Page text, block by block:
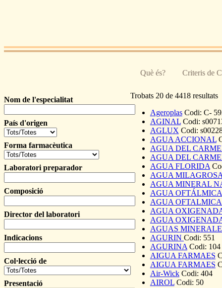
Què és? Criteris de
Nom de l'especialitat
País d'origen
Forma farmacèutica
Laboratori preparador
Composició
Director del laboratori
Indicacions
Col·lecció de
Presentació
Trobats 20 de 4418 resultats
Ageroplas Codi: C-
AGINAL Codi:
AGLUX Codi:
AGUA ACCIONAL
AGUA DEL
AGUA DEL
AGUA FLORIDA
AGUA
AGUA MINERAL
AGUA
AGUA
AGUA
AGUA
AGUAS
AGURIN Codi: 551
AGURINA Codi: 104
AIGUA FARMAES
AIGUA FARMAES
Air-Wick Codi: 404
AIROL Codi: 50
Páginas